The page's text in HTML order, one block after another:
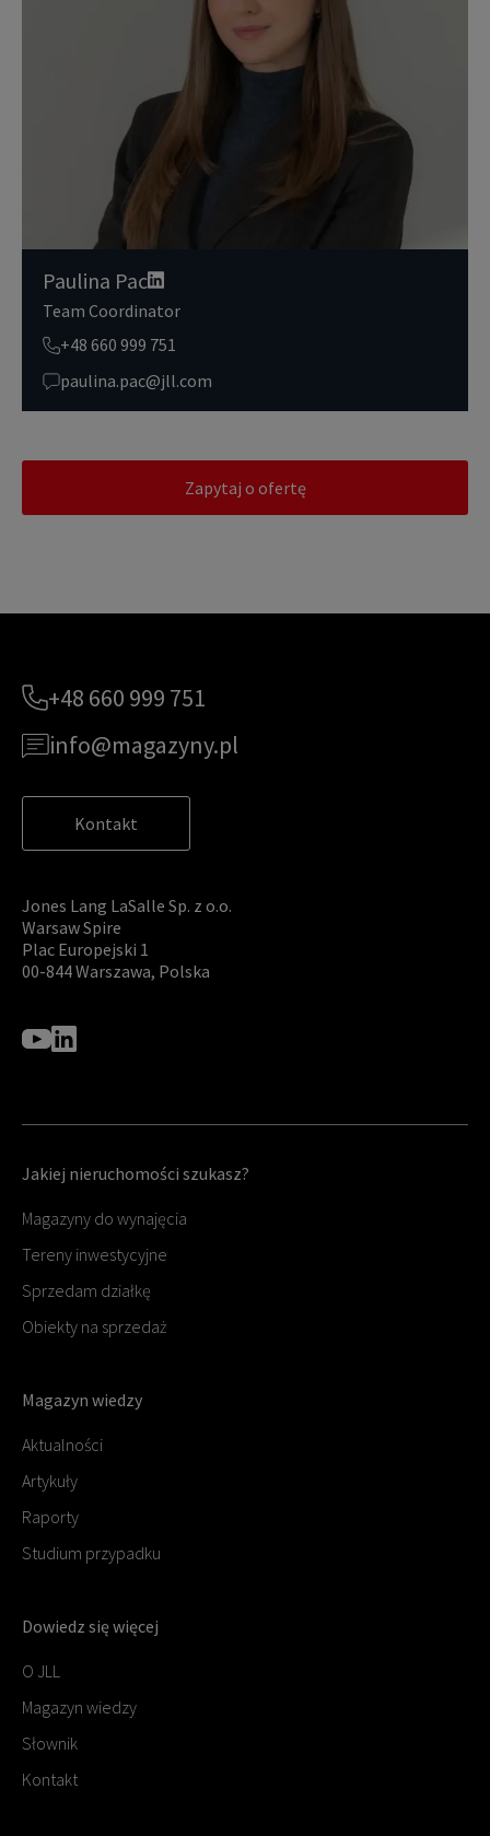
Dokładamy wszelkich starań, aby dane osobowe były bezpieczne,
zapewniamy odpowiedni poziom ich ochrony i przechowujemy je
tylko przez czas niezbędny do realizacji zapytania z uzasadnionyc
h powodów biznesowych lub prawnych. Następnie usuwamy je w s
posób bezpieczny i pewny. Aby uzyskać więcej informacji na temat
danych osobowych przetwarzanych przez JLL, prosimy zapoznać
zasadami ochrony prywatności.
Paulina Pac
Team Coordinator
+48 660 999 751
paulina.pac@jll.com
Zapytaj o ofertę
+48 660 999 751
info@magazyny.pl
Kontakt
Jones Lang LaSalle Sp. z o.o.
Warsaw Spire
Plac Europejski 1
00-844 Warszawa, Polska
Jakiej nieruchomości szukasz?
Magazyny do wynajęcia
Tereny inwestycyjne
Sprzedam działkę
Obiekty na sprzedaż
Magazyn wiedzy
Aktualności
Artykuły
Raporty
Studium przypadku
Dowiedz się więcej
O JLL
Magazyn wiedzy
Słownik
Kontakt